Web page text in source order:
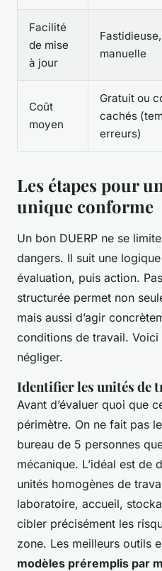
Facilité
de mise
à jour
Fastidieuse,
manuelle
Coût
moyen
Gratuit ou
cachés
erreurs)
Les étapes pour
unique conforme
Un bon DUERP ne se
dangers. Il suit une
évaluation, puis action.
structurée permet non
mais aussi d’agir
conditions de travail.
négliger.
Identifier les unités de
Avant d’évaluer quoi que
périmètre. On ne fait pas
bureau de 5 personnes
mécanique. L’idéal est de
unités homogènes de
laboratoire, accueil,
cibler précisément les
zone. Les meilleurs outils
modèles préremplis par